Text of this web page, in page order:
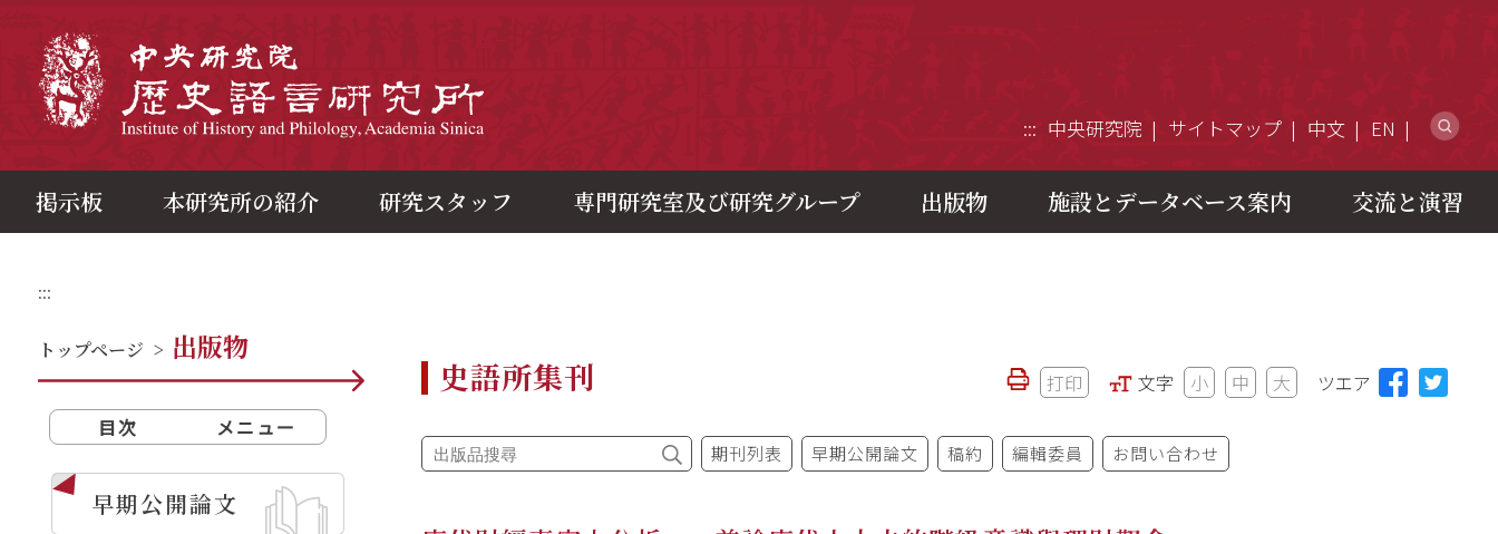
::: 中央研究院 サイトマップ 中文 EN
掲示板 本研究所の紹介 研究スタッフ 専門研究室及び研究グループ 出版物 施設とデータベース案内 交流と演習
:::
トップページ > 出版物
目次 メニュー
早期公開論文
史語所集刊 打印 文字 小 中 大 ツエア
期刊列表 早期公開論文 稿約 編輯委員 お問い合わせ